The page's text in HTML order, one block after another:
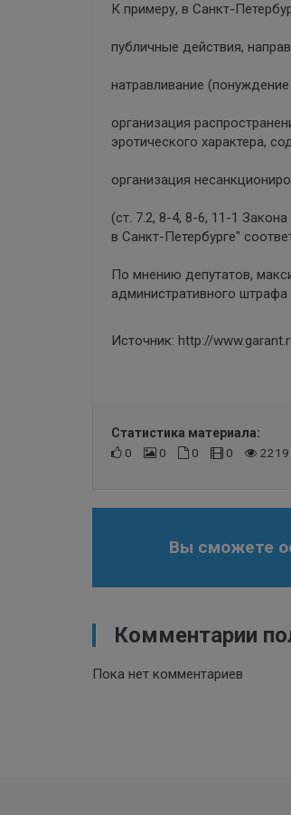
К примеру, в Санкт-
публичные действия,
натравливание
организация
эротического характера,
организация
(ст. 7.2, 8-4, 8-6, 11-1
в Санкт-Петербурге"
По мнению депутатов,
административного
Источник: http://
Статистика материала:
0
0 0 0 2219
Вы сможете
Комментарии
Пока нет комментариев